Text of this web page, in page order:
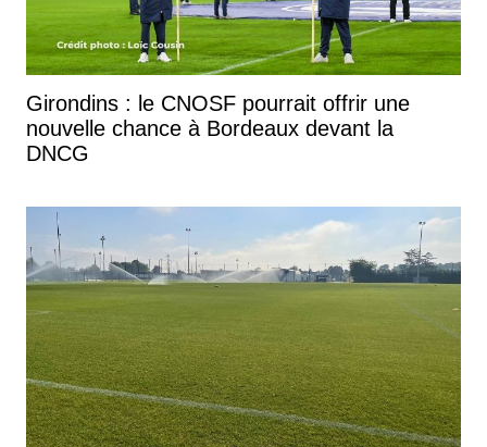
Girondins : le CNOSF pourrait offrir une
nouvelle chance à Bordeaux devant la
DNCG